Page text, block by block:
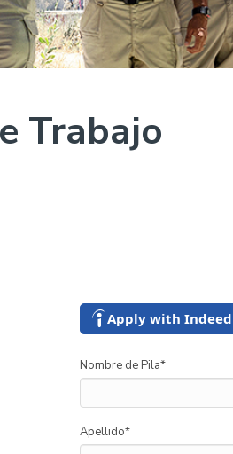
Trabajo
Apply with Indeed
Nombre de Pila*
Apellido*